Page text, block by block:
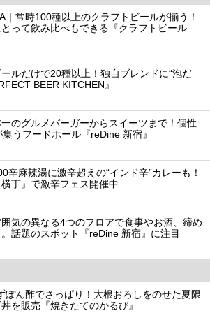
｜常時100種以上のクラフトビールが揃う！
って飲み比べもできる『クラフトビール
ルだけで20種以上！独自ブレンドに“泡だ
BEER KITCHEN』
のグルメバーガーからスイーツまで！個性
うフードホール『reDine 新宿』
辛麻辣湯に激辛超えの“インド辛”カレーも！
横丁』で激辛フェス開催中
囲気の異なる4つのフロアで食事やお酒、締め
話題のスポット『reDine 新宿』に注目
ぽん酢でさっぱり！大根おろしをのせた夏限
を販売『焼きたてのかるび』